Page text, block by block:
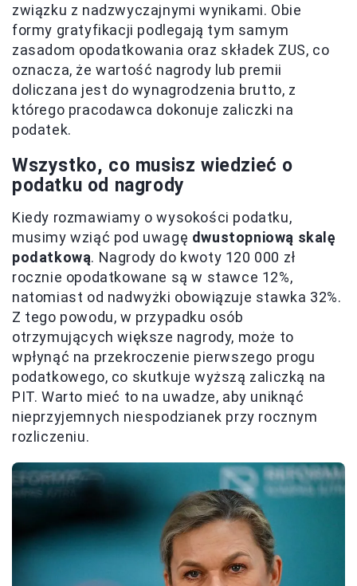
związku z nadzwyczajnymi wynikami. Obie
formy gratyfikacji podlegają tym samym
zasadom opodatkowania oraz składek ZUS, co
oznacza, że wartość nagrody lub premii
doliczana jest do wynagrodzenia brutto, z
którego pracodawca dokonuje zaliczki na
podatek.
Wszystko, co musisz wiedzieć o
podatku od nagrody
Kiedy rozmawiamy o wysokości podatku,
musimy wziąć pod uwagę dwustopniową skalę
podatkową. Nagrody do kwoty 120 000 zł
rocznie opodatkowane są w stawce 12%,
natomiast od nadwyżki obowiązuje stawka 32%.
Z tego powodu, w przypadku osób
otrzymujących większe nagrody, może to
wpłynąć na przekroczenie pierwszego progu
podatkowego, co skutkuje wyższą zaliczką na
PIT. Warto mieć to na uwadze, aby uniknąć
nieprzyjemnych niespodzianek przy rocznym
rozliczeniu.